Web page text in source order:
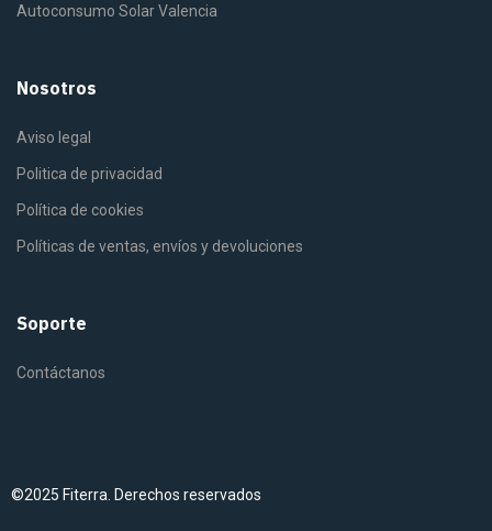
Autoconsumo Solar Valencia
Nosotros
Aviso legal
Politica de privacidad
Política de cookies
Políticas de ventas, envíos y devoluciones
Soporte
Contáctanos
©2025 Fiterra. Derechos reservados